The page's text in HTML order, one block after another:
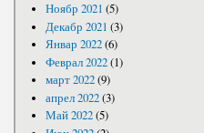
Ноябр 2021 (5)
Декабр 2021 (3)
Январ 2022(6)
Феврал 2022(1)
март 2022(9)
апрел 2022(3)
Май 2022(5)